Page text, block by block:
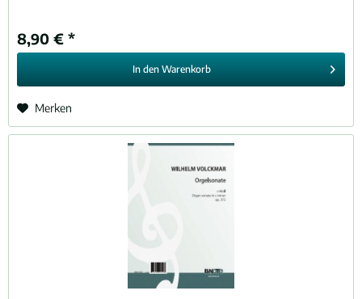
8,90 € *
In den Warenkorb
Merken